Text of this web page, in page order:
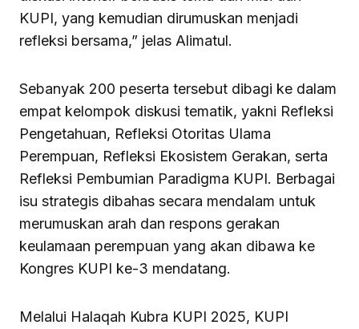
KUPI, yang kemudian dirumuskan menjadi
refleksi bersama,” jelas Alimatul.
Sebanyak 200 peserta tersebut dibagi ke dalam
empat kelompok diskusi tematik, yakni Refleksi
Pengetahuan, Refleksi Otoritas Ulama
Perempuan, Refleksi Ekosistem Gerakan, serta
Refleksi Pembumian Paradigma KUPI. Berbagai
isu strategis dibahas secara mendalam untuk
merumuskan arah dan respons gerakan
keulamaan perempuan yang akan dibawa ke
Kongres KUPI ke-3 mendatang.
Melalui Halaqah Kubra KUPI 2025, KUPI